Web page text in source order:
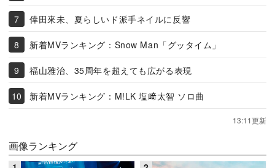
倖田來未、夏らしいド派手ネイルに反響
新着MVランキング：Snow Man「グッタイム」
福山雅治、35周年を超えても広がる表現
新着MVランキング：M!LK 塩﨑太智 ソロ曲
13:11更新
画像ランキング